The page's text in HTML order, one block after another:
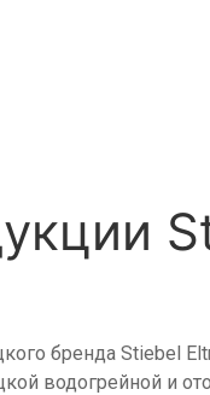
бренда Stiebel
водогрейной и